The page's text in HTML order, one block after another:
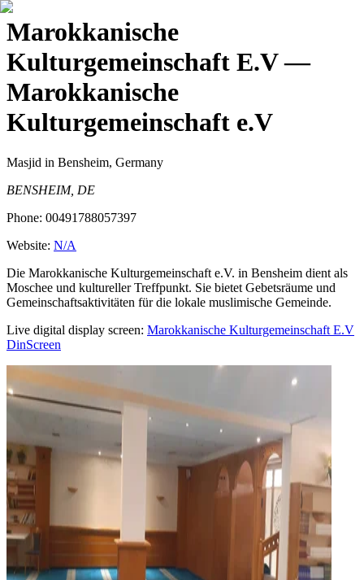
Marokkanische
Kulturgemeinschaft E.V—
Marokkanische
Kulturgemeinschaft e.V
Masjid in Bensheim, Germany
BENSHEIM, DE
Phone: 00491788057397
Website: N/A
Die Marokkanische Kulturgemeinschaft e.V. in Bensheim dient als
Moschee und kultureller Treffpunkt. Sie bietet Gebetsräume und
Gemeinschaftsaktivitäten für die lokale muslimische Gemeinde.
Live digital display screen: Marokkanische Kulturgemeinschaft E.V
DinScreen